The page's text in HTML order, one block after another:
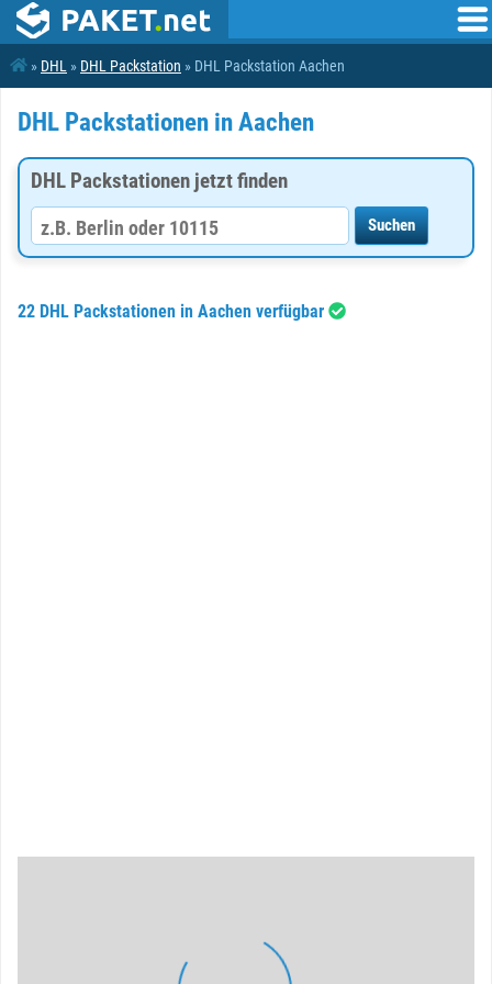
» DHL » DHL Packstation » DHL Packstation Aachen
DHL Packstationen in Aachen
DHL Packstationen jetzt finden
22 DHL Packstationen in Aachen verfügbar